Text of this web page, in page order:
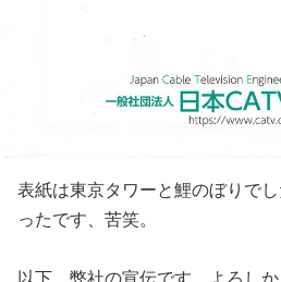
表紙は東京タワーと鯉のぼりで
ったです、苦笑。
以下、弊社の宣伝です。よろし